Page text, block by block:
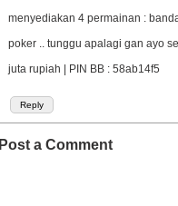
Reply
menyediakan 4 permainan :
poker .. tunggu apalagi gan ayo
juta rupiah | PIN BB : 58ab14f5
Post a Comment